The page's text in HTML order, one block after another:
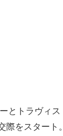
とトラヴィス
際をスタート